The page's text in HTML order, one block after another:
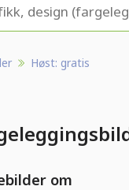
Høst: gratis
om